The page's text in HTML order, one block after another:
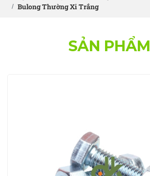
Bulong Thường Xi Trắng
SẢN PHẨM